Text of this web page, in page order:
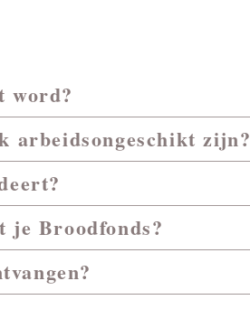
word?
arbeidsongeschikt zijn?
je Broodfonds?